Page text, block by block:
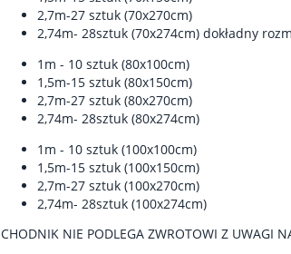
2,7m-27 sztuk (70x270cm)
2,74m- 28sztuk (70x274cm) dokładny
1m - 10 sztuk (80x100cm)
1,5m-15 sztuk (80x150cm)
2,7m-27 sztuk (80x270cm)
2,74m- 28sztuk (80x274cm)
1m - 10 sztuk (100x100cm)
1,5m-15 sztuk (100x150cm)
2,7m-27 sztuk (100x270cm)
2,74m- 28sztuk (100x274cm)
CHODNIK NIE PODLEGA ZWROTOWI Z UWAGI